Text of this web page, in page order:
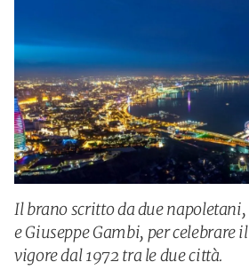
Il brano scritto da due
e Giuseppe Gambi, per celebrare
vigore dal 1972 tra le due città.